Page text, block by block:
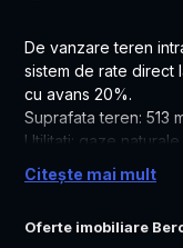
Oferte imobiliare
De vanzare teren
sistem de rate direct
cu avans 20%.
Suprafata teren: 513
Utilitati: gaze
in contract.
Drum: 9 m latime (
Va invit sa vizionam
Citește mai mult